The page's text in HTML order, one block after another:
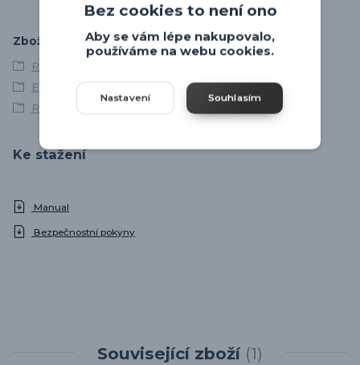
Zboží zařazeno v kategoriích
Retro svítidla
EGLO
Retro lustry
Ke stažení
Manual
Bezpečnostní pokyny
Související zboží 1
Bez cookies to není ono
Aby se vám lépe nakupovalo,
používáme na webu cookies.
Nastavení Souhlasím